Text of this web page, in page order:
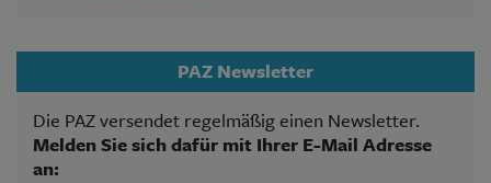
PAZ Newsletter
Die PAZ versendet regelmäßig einen Newsletter.
Melden Sie sich dafür mit Ihrer E-Mail Adresse
an: